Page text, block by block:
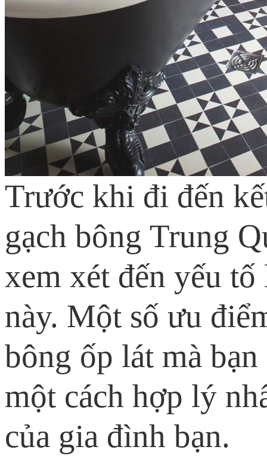
Trước khi đi đến
gạch bông Trung
xem xét đến yếu
này. Một số ưu
bông ốp lát mà
một cách hợp lý
của gia đình bạn.